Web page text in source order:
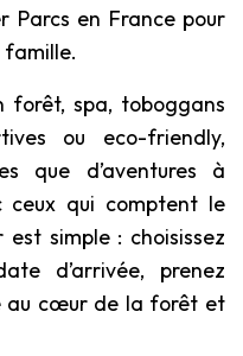
Parcs en France pour
famille.
forêt, spa, toboggans
ou eco-friendly,
que d’aventures à
ceux qui comptent le
simple : choisissez
d’arrivée, prenez
au cœur de la forêt et